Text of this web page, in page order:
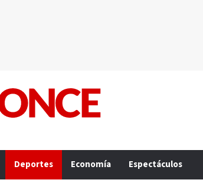
Deportes Economía Espectáculos